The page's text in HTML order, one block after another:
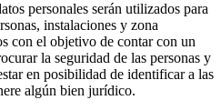
personales serán utilizados para
instalaciones y zona
con el objetivo de contar con un
la seguridad de las personas y
en posibilidad de identificar a las
algún bien jurídico.